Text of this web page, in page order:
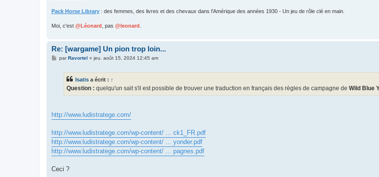
Pack Horse Library : des femmes, des livres et des chevaux dans l'Amérique des années 1930 - Un jeu de rôle clé en main.
Moi, c'est @Léonard , pas @leonard
Re: [wargame] Un pion trop loin...
MparRavortel » jeu. août 15, 2024 12:45 am
Isatis a écrit : ↑
Question : quelqu'un sait s'il est possible de trouver une traduction en français des règles de campagne de Wild Blue
http://www.ludistratege.com/
http://www.ludistratege.com/wp-content/ ... ck1_FR.pdf
http://www.ludistratege.com/wp-content/ ... yonder.pdf
http://www.ludistratege.com/wp-content/ ... pagnes.pdf
Ceci ?